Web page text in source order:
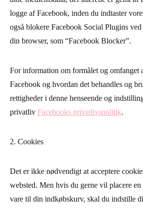
logge af Facebook, inden du indtaster
også blokere Facebook Social Plugins
din browser, som “Facebook Blocker”.
For information om formålet og omfanget
Facebook og hvordan det behandles og
rettigheder i denne henseende og
privatliv Facebooks privatlivspolitik.
2. Cookies
Det er ikke nødvendigt at acceptere
websted. Men hvis du gerne vil placere
vare til din indkøbskurv, skal du indstille